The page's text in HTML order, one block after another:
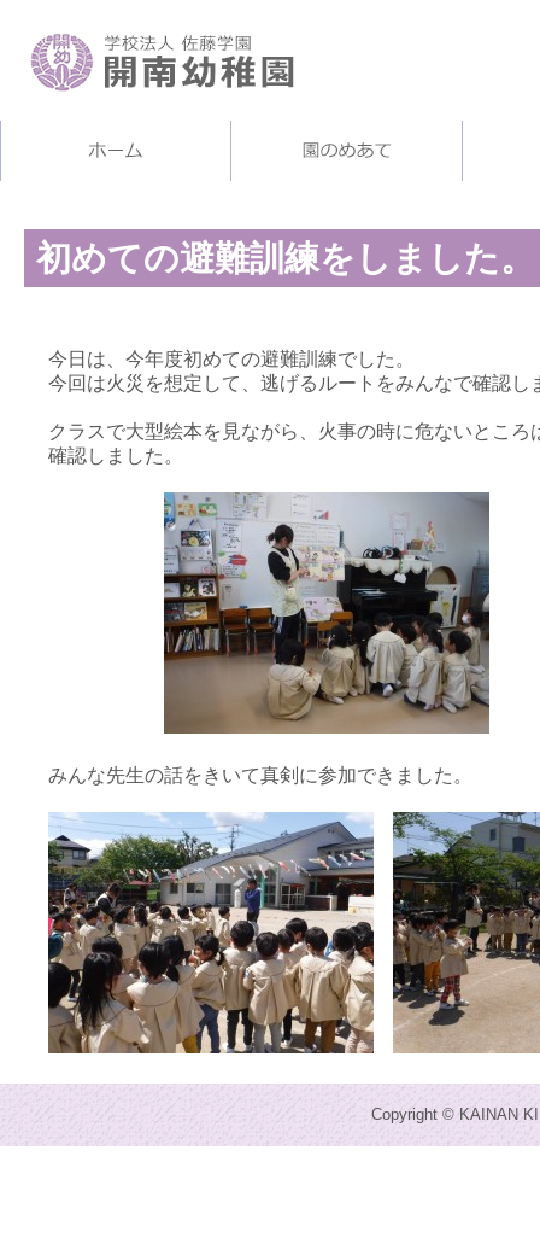
初めての避難訓練をしました。
今日は、今年度初めての避難訓練でした。
今回は火災を想定して、逃げるルートをみんなで確認し
クラスで大型絵本を見ながら、火事の時に危ないところ
確認しました。
みんな先生の話をきいて真剣に参加できました。
Copyright © KAINAN